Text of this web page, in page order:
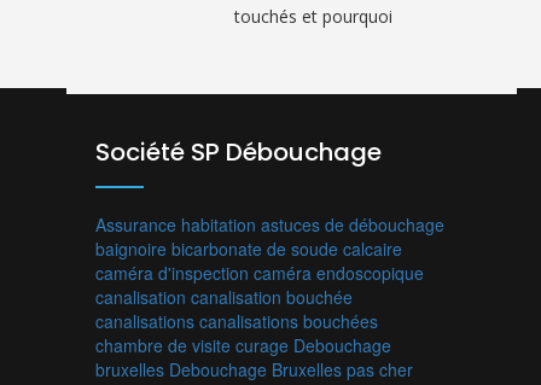
touchés et pourquoi
Société SP Débouchage
Assurance habitation astuces de débouchage
baignoire bicarbonate de soude calcaire
caméra d'inspection caméra endoscopique
canalisation canalisation bouchée
canalisations canalisations bouchées
chambre de visite curage Debouchage
bruxelles Debouchage Bruxelles pas cher